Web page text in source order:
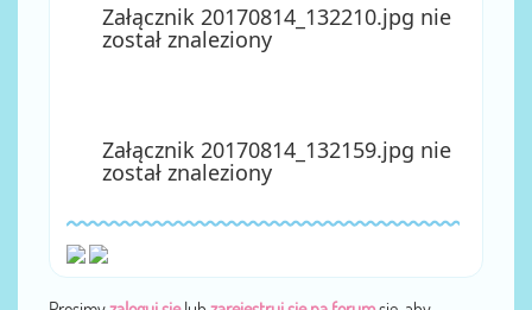
Załącznik 20170814_132210.jpg nie
został znaleziony
Załącznik 20170814_132159.jpg nie
został znaleziony